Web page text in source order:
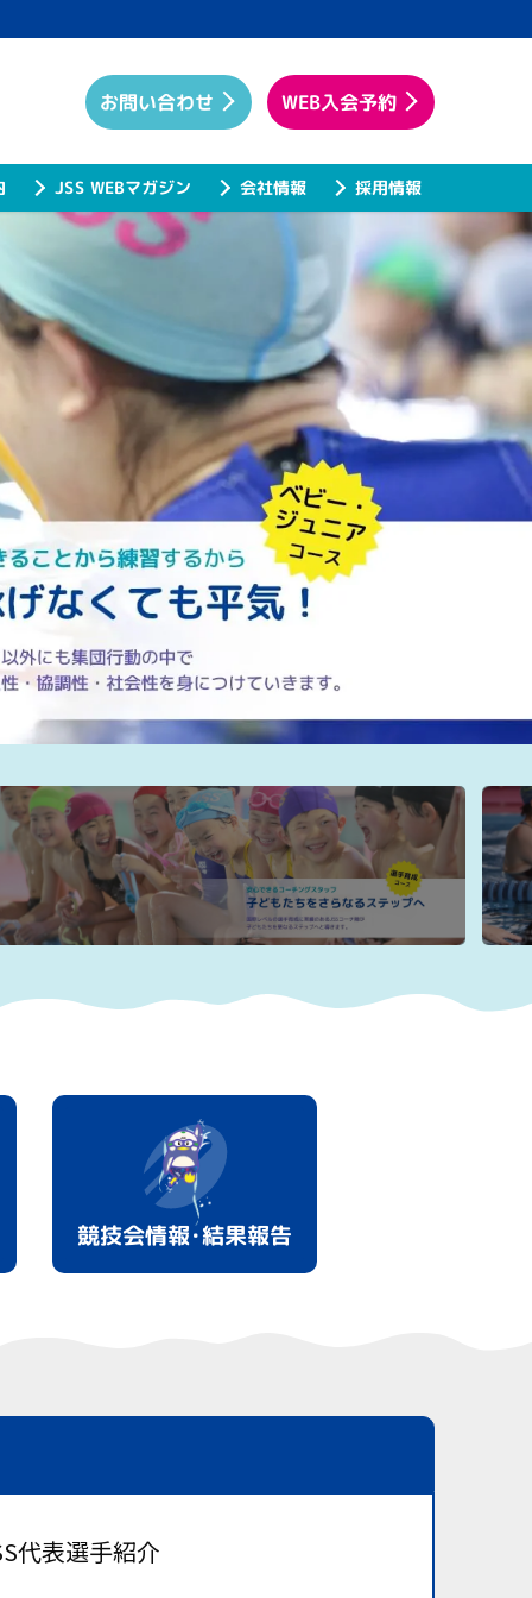
JSS WEBマガジン 会社情報 採用情報
お問い合わせ WEB入会予約
競技会情報･結果報告
代表選手紹介